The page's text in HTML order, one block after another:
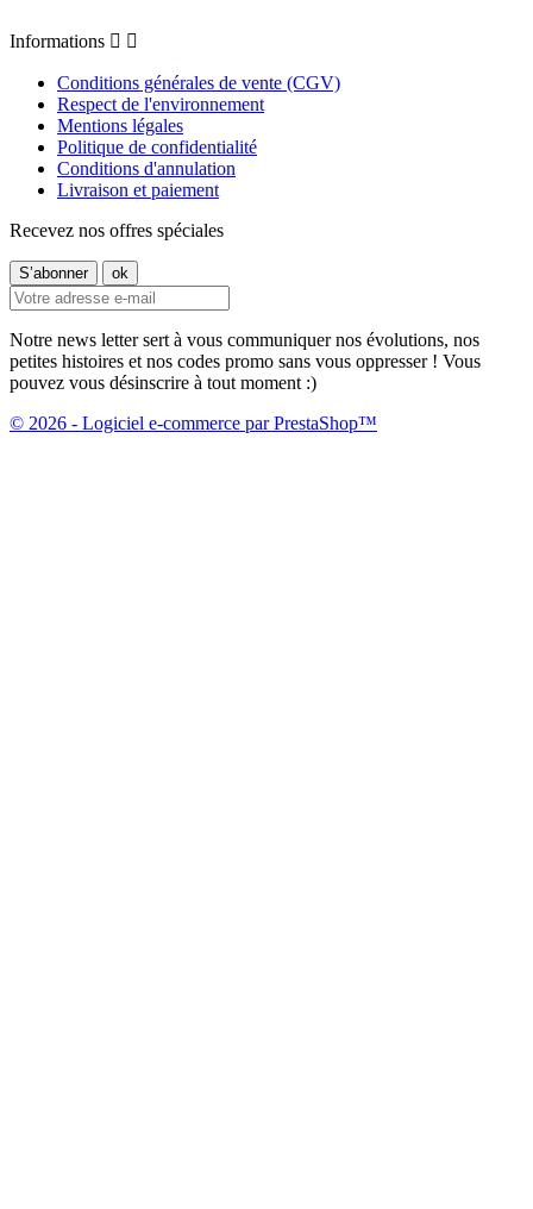
Informations  
Conditions générales de vente (CGV)
Respect de l'environnement
Mentions légales
Politique de confidentialité
Conditions d'annulation
Livraison et paiement
Recevez nos offres spéciales
Notre news letter sert à vous communiquer nos évolutions, nos
petites histoires et nos codes promo sans vous oppresser ! Vous
pouvez vous désinscrire à tout moment :)
© 2026 - Logiciel e-commerce par PrestaShop™